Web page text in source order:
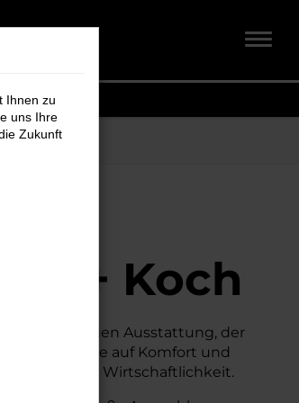
+ Koch
erstklassigen Ausstattung, der
ohne auf Komfort und
und Wirtschaftlichkeit.
Ihnen zu
uns Ihre
Zukunft